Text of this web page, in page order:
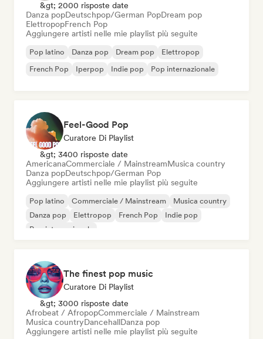
&gt; 2000 risposte date
Danza popDeutschpop/German PopDream pop
ElettropopFrench Pop
Aggiungere artisti nelle mie playlist più seguite
Pop latino Danza pop Dream pop
Elettropop
French Pop
Iperpop Indie pop Pop internazionale
Feel-Good Pop
Curatore Di Playlist
&gt; 3400 risposte date
AmericanaCommerciale / MainstreamMusica country
Danza popDeutschpop/German Pop
Aggiungere artisti nelle mie playlist più seguite
Pop latino Commerciale / Mainstream
Musica country
Danza pop
Elettropop French Pop
Indie pop
Pop internazionale
The finest pop music
Curatore Di Playlist
&gt; 3000 risposte date
Afrobeat / AfropopCommerciale / Mainstream
Musica countryDancehallDanza pop
Aggiungere artisti nelle mie playlist più seguite